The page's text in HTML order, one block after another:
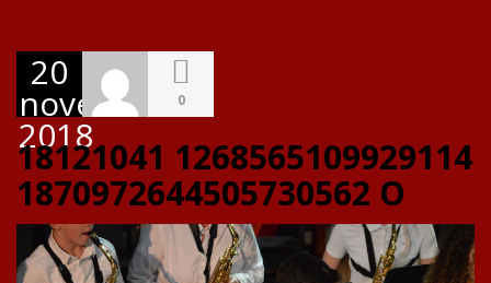
20
novembre
2018
0
18121041 1268565109929114
1870972644505730562 O